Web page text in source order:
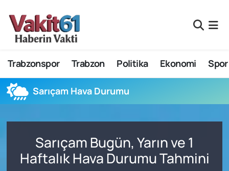
Trabzonspor Trabzon Politika Ekonomi Spor
Sarıçam Hava Durumu
Sarıçam Bugün, Yarın ve 1
Haftalık Hava Durumu Tahmini
Nöbetçi Eczaneler
Hava Durumu
Namaz Vakitleri
Süper Lig Puan Durumu ve Fikstür